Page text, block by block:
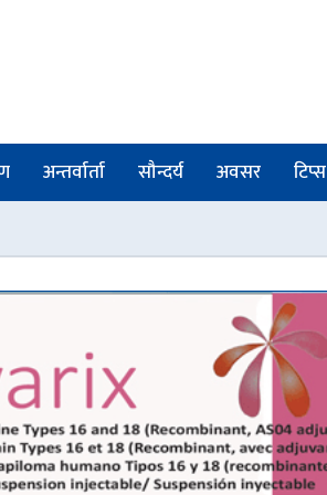
अन्तर्वार्ता सौन्दर्य अवसर टिप्स